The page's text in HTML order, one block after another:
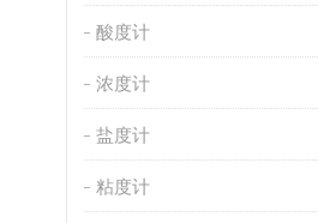
酸度计
浓度计
盐度计
粘度计